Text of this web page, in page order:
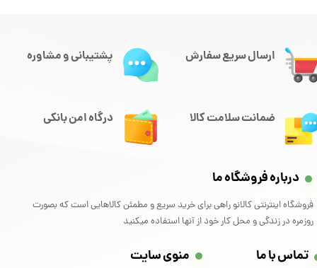
ارسال سریع سفارش
درگاه امن بانکی
پشتیبانی و مشاوره
ضمانت سلامت کالا
درباره فروشگاه ما
فروشگاه اینترنتی کالانو راهی برای خرید سریع و مطمئن کالاهایی است که بصورت
روزمره در زندگی و محل کار خود از آنها استفاده میکنید
تماس با ما منوی سایت